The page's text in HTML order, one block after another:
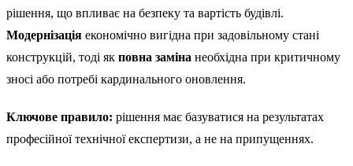
рішення, що впливає на безпеку та вартість будівлі.
Модернізація економічно вигідна при задовільному стані
конструкцій, тоді як повна заміна необхідна при критичному
зносі або потребі кардинального оновлення.
Ключове правило: рішення має базуватися на результатах
професійної технічної експертизи, а не на припущеннях.